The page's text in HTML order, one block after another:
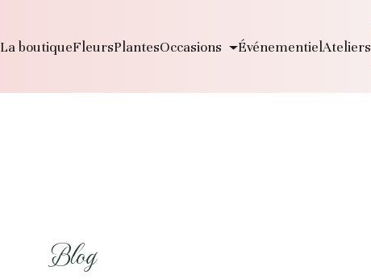
La boutiqueFleursPlantesOccasions ÉvénementielAteliers
Blog